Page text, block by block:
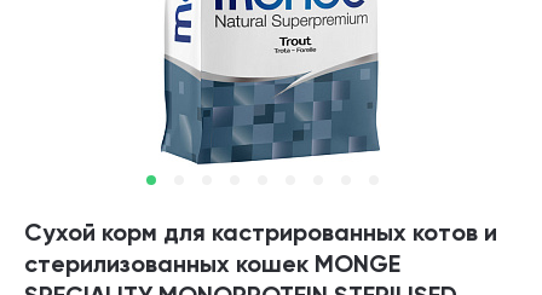
Сухой корм для кастрированных котов и
стерилизованных кошек MONGE